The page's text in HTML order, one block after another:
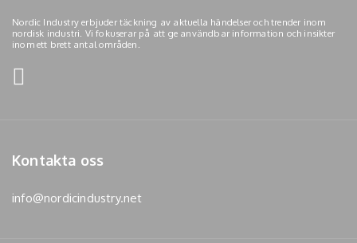
Nordic Industry erbjuder täckning av aktuella händelser och trender inom
nordisk industri. Vi fokuserar på att ge användbar information och insikter
inom ett brett antal områden.
Kontakta oss
info@nordicindustry.net